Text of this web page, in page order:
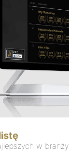
w branży